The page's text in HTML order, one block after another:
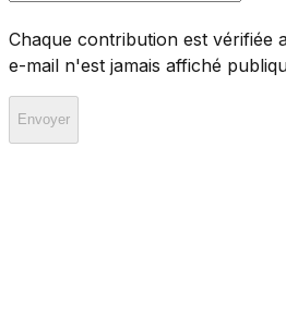
Chaque contribution est vérifiée
e-mail n'est jamais affiché
Envoyer